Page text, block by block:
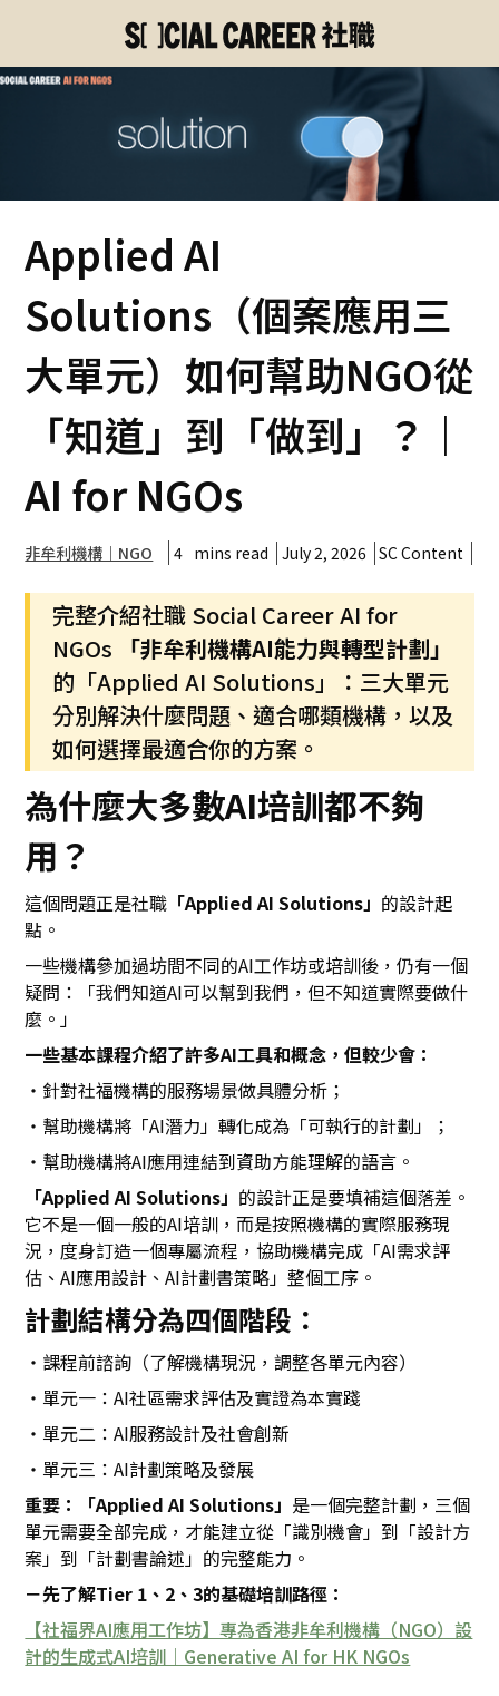
Applied AI
Solutions（個案應用三
大單元）如何幫助NGO從
「知道」到「做到」？｜
AI for NGOs
非牟利機構｜NGO 4 mins read July 2, 2026 SC Content
完整介紹社職 Social Career AI for
NGOs
「非牟利機構AI能力與轉型計劃」
的「Applied AI Solutions」：三大單元
分別解決什麼問題、適合哪類機構，以及
如何選擇最適合你的方案。
為什麼大多數AI培訓都不夠
用？
這個問題正是社職 「Applied AI Solutions」 的設計起
點。
一些機構參加過坊間不同的AI工作坊或培訓後，仍有一個
疑問：「我們知道AI可以幫到我們，但不知道實際要做什
麼。」
一些基本課程介紹了許多AI工具和概念，但較少會：
・針對社福機構的服務場景做具體分析；
・幫助機構將「AI潛力」轉化成為「可執行的計劃」；
・幫助機構將AI應用連結到資助方能理解的語言。
「Applied AI Solutions」 的設計正是要填補這個落差。
它不是一個一般的AI培訓，而是按照機構的實際服務現
況，度身訂造一個專屬流程，協助機構完成「AI需求評
估、AI應用設計、AI計劃書策略」整個工序。
計劃結構分為四個階段：
・課程前諮詢（了解機構現況，調整各單元內容）
・單元一：AI社區需求評估及實證為本實踐
・單元二：AI服務設計及社會創新
・單元三：AI計劃策略及發展
重要：「Applied AI Solutions」 是一個完整計劃，三個
單元需要全部完成，才能建立從「識別機會」到「設計方
案」到「計劃書論述」的完整能力。
－先了解Tier 1、2、3的基礎培訓路徑：
【社福界AI應用工作坊】專為香港非牟利機構（NGO）設
計的生成式AI培訓｜Generative AI for HK NGOs